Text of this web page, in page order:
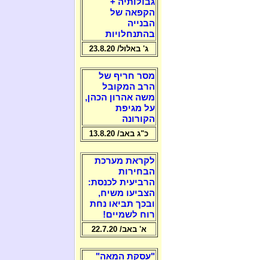
הקפאה של
הבנייה
בהתנחלויות
ג' באלול/ 23.8.20
מסר חריף של
הרב המקובל
משה אהרון הכהן,
על מגיפת
הקורונה
כ"ג באב/ 13.8.20
לקראת מערכת
הבחירות
הרביעית לכנסת:
הצביעו משיח,
ובכך תביאו נחת
רוח לשמיים!
א' באב/ 22.7.20
"עסקת המאה"